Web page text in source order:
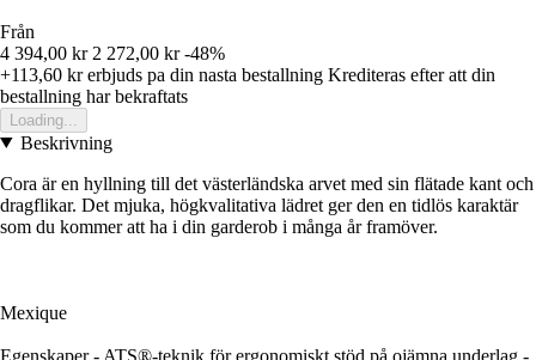
Från
4 394,00 kr 2 272,00 kr -48%
+113,60 krerbjuds pa din nasta bestallning Krediteras efter att din
bestallning har bekraftats
Loading...
Beskrivning
Cora är en hyllning till det västerländska arvet med sin flätade kant och
dragflikar. Det mjuka, högkvalitativa lädret ger den en tidlös karaktär
som du kommer att ha i din garderob i många år framöver.
Mexique
Egenskaper - ATS®-teknik för ergonomiskt stöd på ojämna underlag -